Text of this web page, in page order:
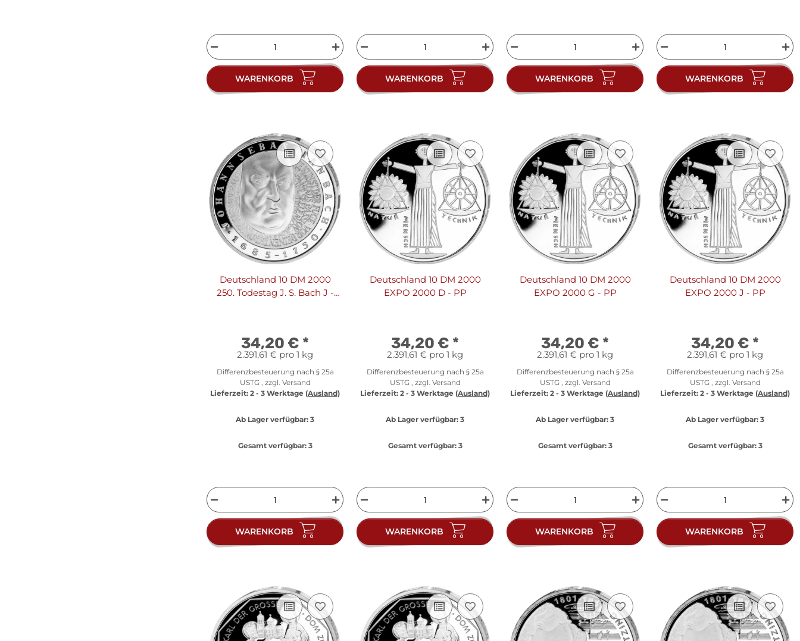
WARENKORB WARENKORB WARENKORB WARENKORB
Deutschland 10 DM 2000
250. Todestag J. S. Bach J -
34,20 € *
2.391,61 € pro 1 kg
Differenzbesteuerung nach § 25a
USTG , zzgl. Versand
Lieferzeit: 2 - 3 Werktage (Ausland)
Ab Lager verfügbar: 3
Gesamt verfügbar:3
WARENKORB
Deutschland 10 DM 2000
EXPO 2000 D - PP
34,20 € *
2.391,61 € pro 1 kg
Differenzbesteuerung nach § 25a
USTG , zzgl. Versand
Lieferzeit: 2 - 3 Werktage (Ausland)
Ab Lager verfügbar: 3
Gesamt verfügbar:3
WARENKORB
Deutschland 10 DM 2000
EXPO 2000 G - PP
34,20 € *
2.391,61 € pro 1 kg
Differenzbesteuerung nach § 25a
USTG , zzgl. Versand
Lieferzeit: 2 - 3 Werktage (Ausland)
Ab Lager verfügbar: 3
Gesamt verfügbar:3
WARENKORB
Deutschland 10 DM 2000
EXPO 2000 J - PP
34,20 € *
2.391,61 € pro 1 kg
Differenzbesteuerung nach § 25a
USTG , zzgl. Versand
Lieferzeit: 2 - 3 Werktage (Ausland)
Ab Lager verfügbar: 3
Gesamt verfügbar:3
WARENKORB